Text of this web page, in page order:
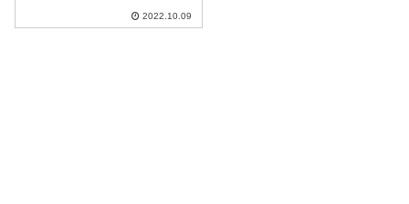
としましたが、コマンド でも ア
2022.10.09